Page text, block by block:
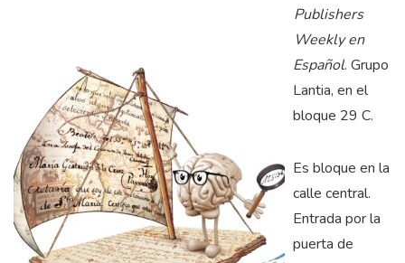
Publishers
Weekly en
Español. Grupo
Lantia, en el
bloque 29 C.
Es bloque en la
calle central.
Entrada por la
puerta de